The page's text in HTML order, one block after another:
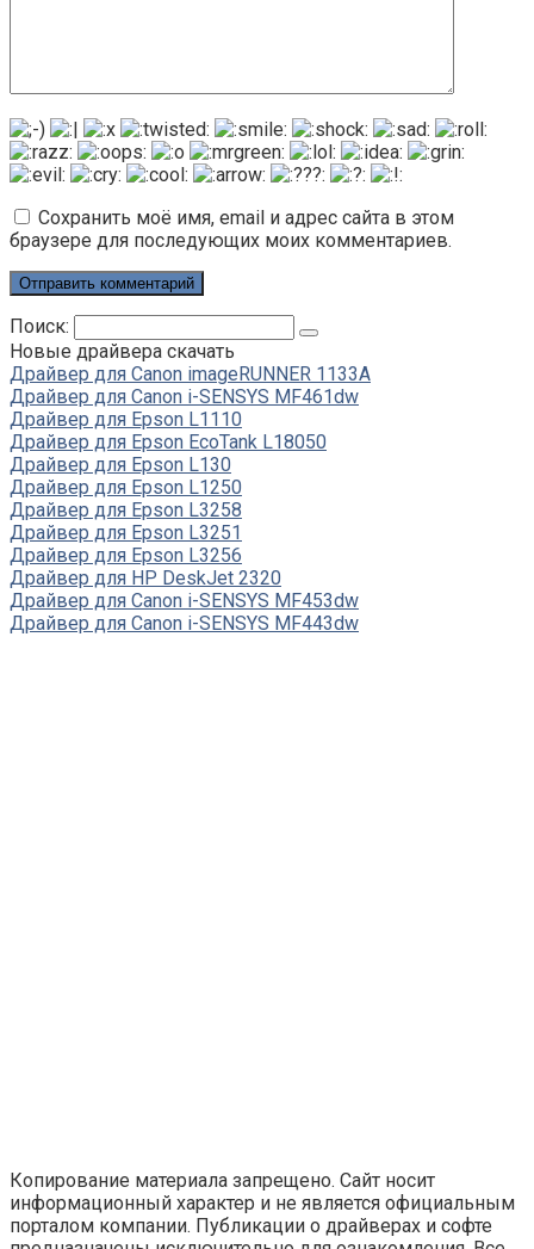
Сохранить моё имя, email и адрес сайта в этом
браузере для последующих моих комментариев.
Поиск:
Новые драйвера скачать
Драйвер для Canon imageRUNNER 1133A
Драйвер для Canon i-SENSYS MF461dw
Драйвер для Epson L1110
Драйвер для Epson EcoTank L18050
Драйвер для Epson L130
Драйвер для Epson L1250
Драйвер для Epson L3258
Драйвер для Epson L3251
Драйвер для Epson L3256
Драйвер для HP DeskJet 2320
Драйвер для Canon i-SENSYS MF453dw
Драйвер для Canon i-SENSYS MF443dw
Копирование материала запрещено. Сайт носит
информационный характер и не является официальным
порталом компании. Публикации о драйверах и софте